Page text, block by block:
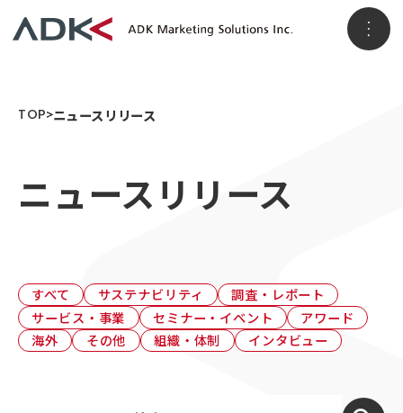
ホーム
企業情報
ADKグループ
事業情報
事業VISION
事業ブランド
3つのソリューション領域
ニュースリリース
TOP ニュースリリース
ニュースリリース
すべて サステナビリティ
調査・レポート
サービス・事業
セミナー・イベント
アワード
海外
その他 組織・体制 インタビュー